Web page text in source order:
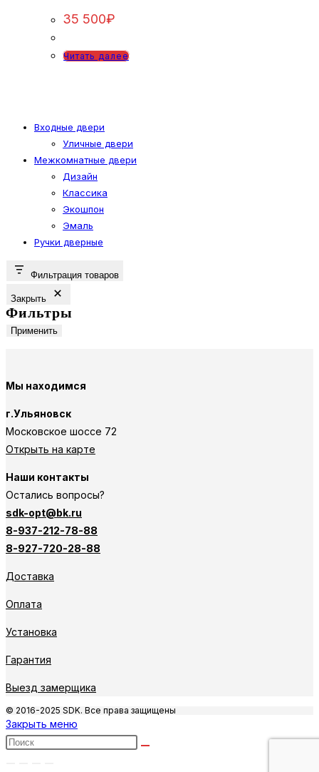
35 500₽
Читать далее
Входные двери
Уличные двери
Межкомнатные двери
Дизайн
Классика
Экошпон
Эмаль
Ручки дверные
Фильтрация товаров
Закрыть
Фильтры
Применить
Мы находимся
г.Ульяновск
Московское шоссе 72
Открыть на карте
Наши контакты
Остались вопросы?
sdk-opt@bk.ru
8-937-212-78-88
8-927-720-28-88
Доставка
Оплата
Установка
Гарантия
Выезд замерщика
© 2016-2025 SDK. Все права защищены
Закрыть меню